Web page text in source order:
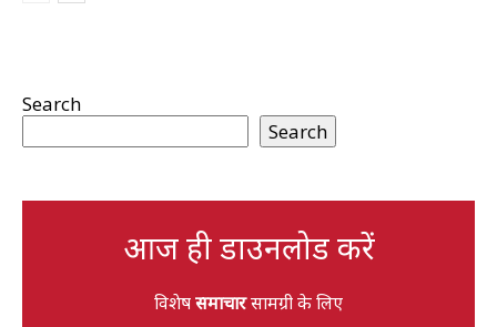
Search
Search
आज ही डाउनलोड करें
विशेषसमाचारसामग्री के लिए